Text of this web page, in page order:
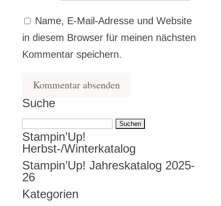
Name, E-Mail-Adresse und Website
in diesem Browser für meinen nächsten
Kommentar speichern.
Suche
Suchen
nach:
Stampin’Up!
Herbst-/Winterkatalog
Stampin’Up! Jahreskatalog 2025-
26
Kategorien